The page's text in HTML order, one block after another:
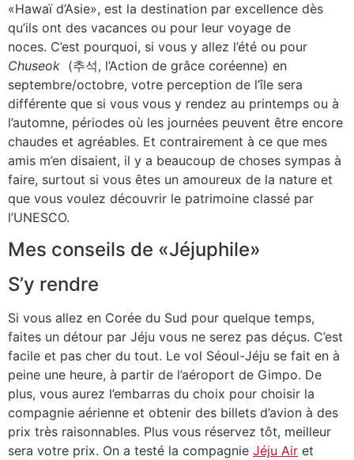
«Hawaï d’Asie», est la destination par excellence dès
qu’ils ont des vacances ou pour leur voyage de
noces. C’est pourquoi, si vous y allez l’été ou pour
Chuseok (추석, l’Action de grâce coréenne) en
septembre/octobre, votre perception de l’île sera
différente que si vous vous y rendez au printemps ou à
l’automne, périodes où les journées peuvent être encore
chaudes et agréables. Et contrairement à ce que mes
amis m’en disaient, il y a beaucoup de choses sympas à
faire, surtout si vous êtes un amoureux de la nature et
que vous voulez découvrir le patrimoine classé par
l’UNESCO.
Mes conseils de «Jéjuphile»
S’y rendre
Si vous allez en Corée du Sud pour quelque temps,
faites un détour par Jéju vous ne serez pas déçus. C’est
facile et pas cher du tout. Le vol Séoul-Jéju se fait en à
peine une heure, à partir de l’aéroport de Gimpo. De
plus, vous aurez l’embarras du choix pour choisir la
compagnie aérienne et obtenir des billets d’avion à des
prix très raisonnables. Plus vous réservez tôt, meilleur
sera votre prix. On a testé la compagnie Jéju Air et